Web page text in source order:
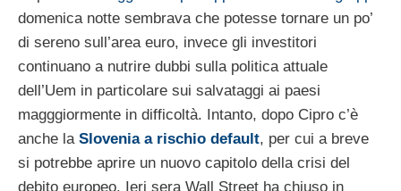
domenica notte sembrava che potesse tornare un po’
di sereno sull’area euro, invece gli investitori
continuano a nutrire dubbi sulla politica attuale
dell’Uem in particolare sui salvataggi ai paesi
magggiormente in difficoltà. Intanto, dopo Cipro c’è
anche la Slovenia a rischio default, per cui a breve
si potrebbe aprire un nuovo capitolo della crisi del
debito europeo. Ieri sera Wall Street ha chiuso in